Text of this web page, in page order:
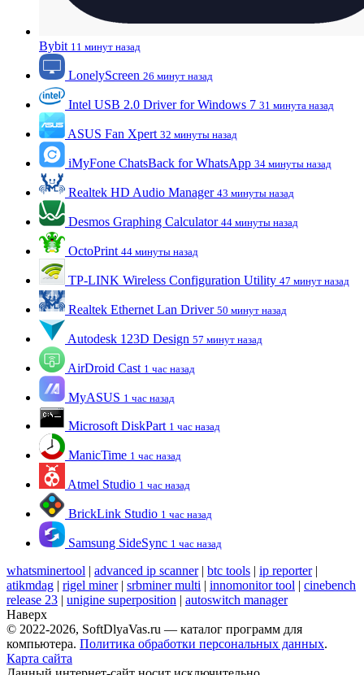
Bybit 11 минут назад
LonelyScreen 26 минут назад
Intel USB 2.0 Driver for Windows 7 31 минута назад
ASUS Fan Xpert 32 минуты назад
iMyFone ChatsBack for WhatsApp 34 минуты назад
Realtek HD Audio Manager 43 минуты назад
Desmos Graphing Calculator 44 минуты назад
OctoPrint 44 минуты назад
TP-LINK Wireless Configuration Utility 47 минут назад
Realtek Ethernet Lan Driver 50 минут назад
Autodesk 123D Design 57 минут назад
AirDroid Cast 1 час назад
MyASUS 1 час назад
Microsoft DiskPart 1 час назад
ManicTime 1 час назад
Atmel Studio 1 час назад
BrickLink Studio 1 час назад
Samsung SideSync 1 час назад
whatsminertool | advanced ip scanner| btc tools | ip reporter|
atikmdag | rigel miner| srbminer multi | innomonitor tool | cinebench
release 23 | unigine superposition | autoswitch manager
Наверх
© 2022-2026, SoftDlyaVas.ru — каталог программ для
компьютера. Политика обработки персональных данных.
Карта сайта